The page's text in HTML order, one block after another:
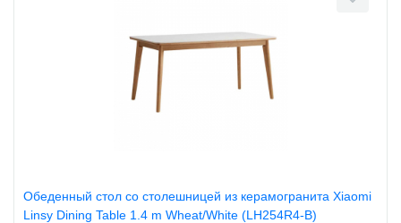
Обеденный стол со столешницей из керамогранита Xiaomi
Linsy Dining Table 1.4 m Wheat/White (LH254R4-B)